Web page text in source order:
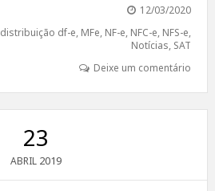
12/03/2020
distribuição df-e, MFe, NF-e, NFC-e, NFS-e,
Notícias, SAT
Deixe um comentário
23
ABRIL 2019